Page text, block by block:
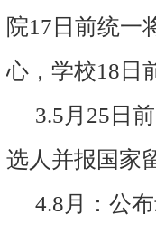
院17 日前统一
心，学校18 日
3.5月 25 日
选人并报国家
4.8月：公